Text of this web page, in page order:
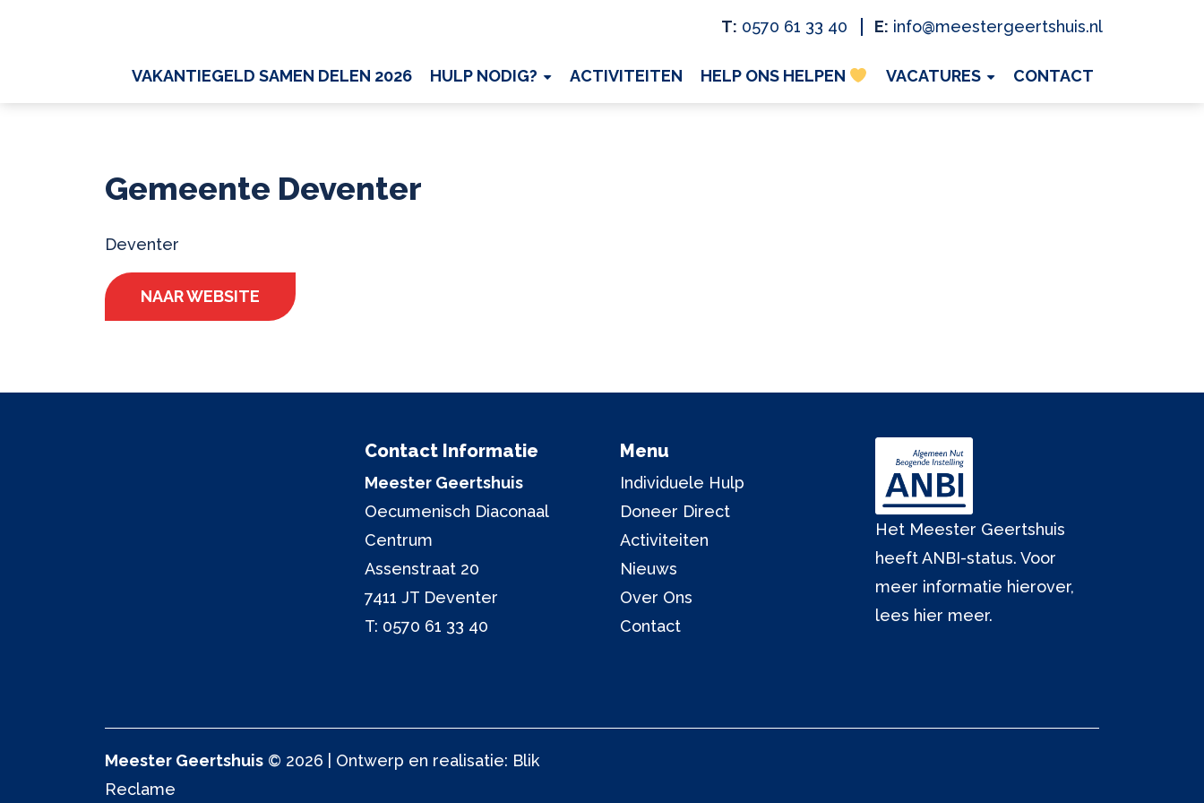
T: 0570 61 33 40 E: info@meestergeertshuis.nl
VAKANTIEGELD SAMEN DELEN 2026 HULP NODIG? ACTIVITEITEN HELP ONS HELPEN VACATURES CONTACT
Gemeente Deventer
Deventer
NAAR WEBSITE
Contact Informatie
Meester Geertshuis
Oecumenisch Diaconaal
Centrum
Assenstraat 20
7411 JT Deventer
T: 0570 61 33 40
Menu
Individuele Hulp
Doneer Direct
Activiteiten
Nieuws
Over Ons
Contact
Het Meester Geertshuis
heeft ANBI-status. Voor
meer informatie hierover,
lees hier meer.
Meester Geertshuis © 2026 | Ontwerp en realisatie: Blik
Reclame